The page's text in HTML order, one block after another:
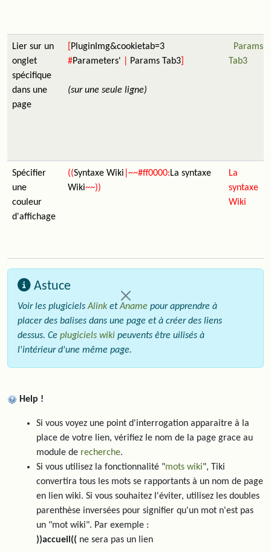
Lier sur un
onglet
spécifique
dans une
page
PluginImg&cookietab=3
#Parameters' Params Tab3
(sur une seule ligne)
Params
Tab3
Spécifier
une
couleur
d'affichage
((Syntaxe Wiki |~~#ff0000:La syntaxe
Wiki~~))
La
syntaxe
Wiki
Astuce
Voir les plugicielsAlink etAname pour apprendre à
placer des balises dans une page et à créer des liens
dessus. Ce plugiciels wiki peuvents être uilisés à
l'intérieur d'une même page.
Help !
Si vous voyez une point d'interrogation apparaitre à la
place de votre lien, vérifiez le nom de la page grace au
module de recherche.
Si vous utilisez la fonctionnalité "mots wiki", Tiki
convertira tous les mots se rapportants à un nom de page
en lien wiki. Si vous souhaitez l'éviter, utilisez les doubles
parenthèse inversées pour signifier qu'un mot n'est pas
un "mot wiki". Par exemple :
))accueil(( ne sera pas un lien